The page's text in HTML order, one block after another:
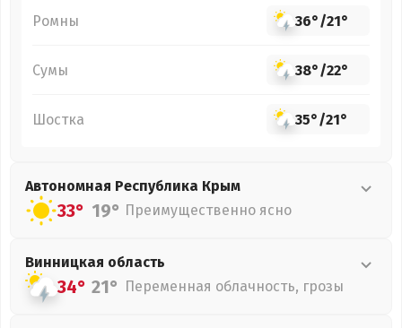
Ромны 36°/21°
Сумы 38°/22°
Шостка 35°/21°
Автономная Республика Крым
33° 19° Преимущественно ясно
Винницкая область
34° 21° Переменная облачность, грозы